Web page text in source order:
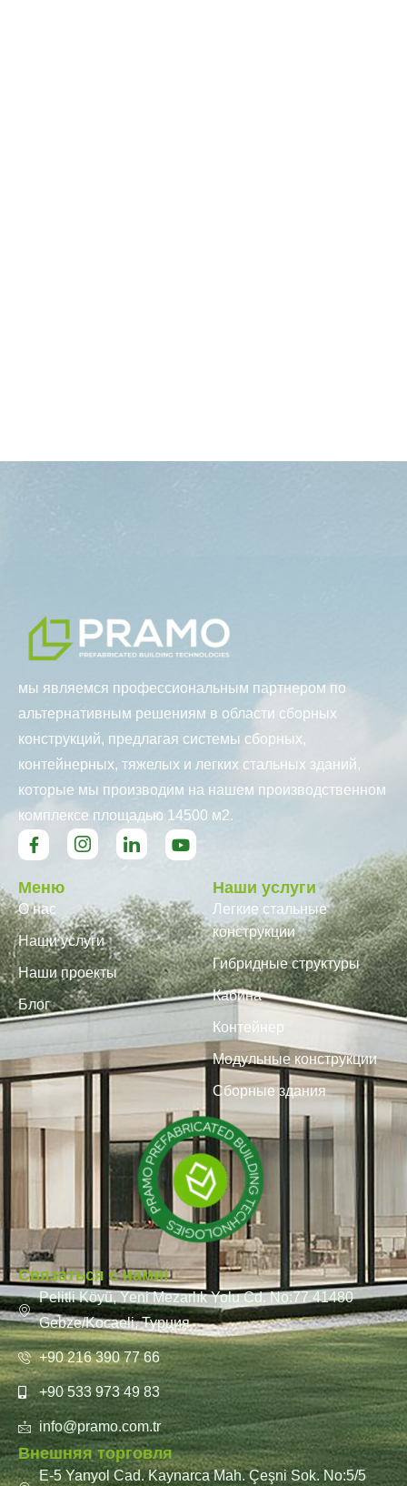
мы являемся профессиональным партнером по
альтернативным решениям в области сборных
конструкций, предлагая системы сборных,
контейнерных, тяжелых и легких стальных зданий,
которые мы производим на нашем производственном
комплексе площадью 14500 м2.
Меню
О нас
Наши услуги
Наши проекты
Блог
Наши услуги
Легкие стальные
конструкции
Гибридные структуры
Кабина
Контейнер
Модульные конструкции
Сборные здания
Связаться с нами!
Pelitli Köyü, Yeni Mezarlık Yolu Cd. No:77 41480
Gebze/Kocaeli, Турция
+90 216 390 77 66
+90 533 973 49 83
info@pramo.com.tr
Внешняя торговля
E-5 Yanyol Cad. Kaynarca Mah. Çeşni Sok. No:5/5